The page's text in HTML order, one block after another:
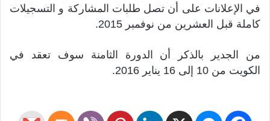
في الإعلانات على أن تصل طلبات المشاركة و التسجيلات
كاملة قبل العشرين من نوفمبر 2015.
من الجدير بالذكر أن الدورة الثامنة سوف تعقد في
الكويت من 10 إلى 16 يناير 2016.